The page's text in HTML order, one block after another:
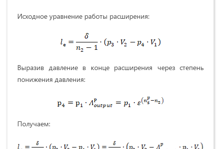
Исходное уравнение работы расширения:
Выразив давление в конце расширения через степень
понижения давления:
Получаем: